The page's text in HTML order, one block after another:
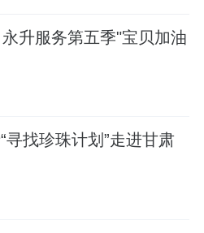
升服务第五季"宝贝加油
寻找珍珠计划”走进甘肃